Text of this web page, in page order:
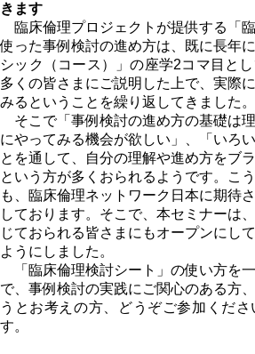
きます
臨床倫理プロジェクトが提供する「
使った事例検討の進め方は、既に長年
シック（コース）」の座学2コマ目と
多くの皆さまにご説明した上で、実際
みるということを繰り返してきました。
そこで「事例検討の進め方の基礎は
にやってみる機会が欲しい」、「いろ
とを通して、自分の理解や進め方をブ
という方が多くおられるようです。こ
も、臨床倫理ネットワーク日本に期待
しております。そこで、本セミナーは
じておられる皆さまにもオープンにし
ようにしました。
「臨床倫理検討シート」の使い方を
で、事例検討の実践にご関心のある方
うとお考えの方、どうぞご参加くだ
す。